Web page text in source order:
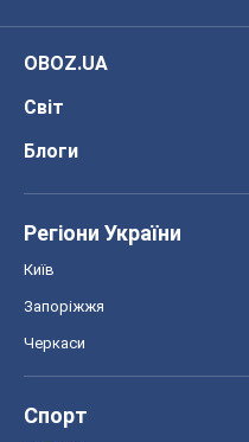
OBOZ.UA
Світ
Блоги
Регіони України
Київ
Запоріжжя
Черкаси
Спорт